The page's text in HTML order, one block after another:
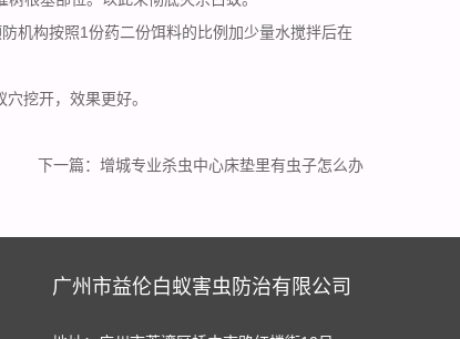
机构按照1份药二份饵料的比例加少量水搅拌后在
挖开，效果更好。
下一篇： 增城专业杀虫中心床垫里有虫子怎么办
广州市益伦白蚁害虫防治有限公司